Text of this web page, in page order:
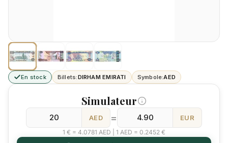
En stock Billets:DIRHAM EMIRATI Symbole:AED
Simulateur
AED = EUR
1 € = 4.0781 AED | 1 AED = 0.2452 €